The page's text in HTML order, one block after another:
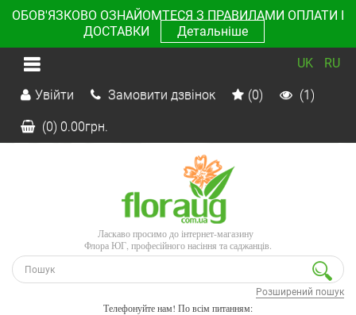
ОБОВ'ЯЗКОВО ОЗНАЙОМТЕСЯ З ПРАВИЛАМИ ОПЛАТИ І
ДОСТАВКИ
Детальніше
UK RU
Увійти Замовити дзвінок (0) (1)
(0) 0.00грн.
Ласкаво просимо до інтернет-магазину
Флора ЮГ, професійного насіння та саджанців.
Розширений пошук
Телефонуйте нам! По всім питанням: